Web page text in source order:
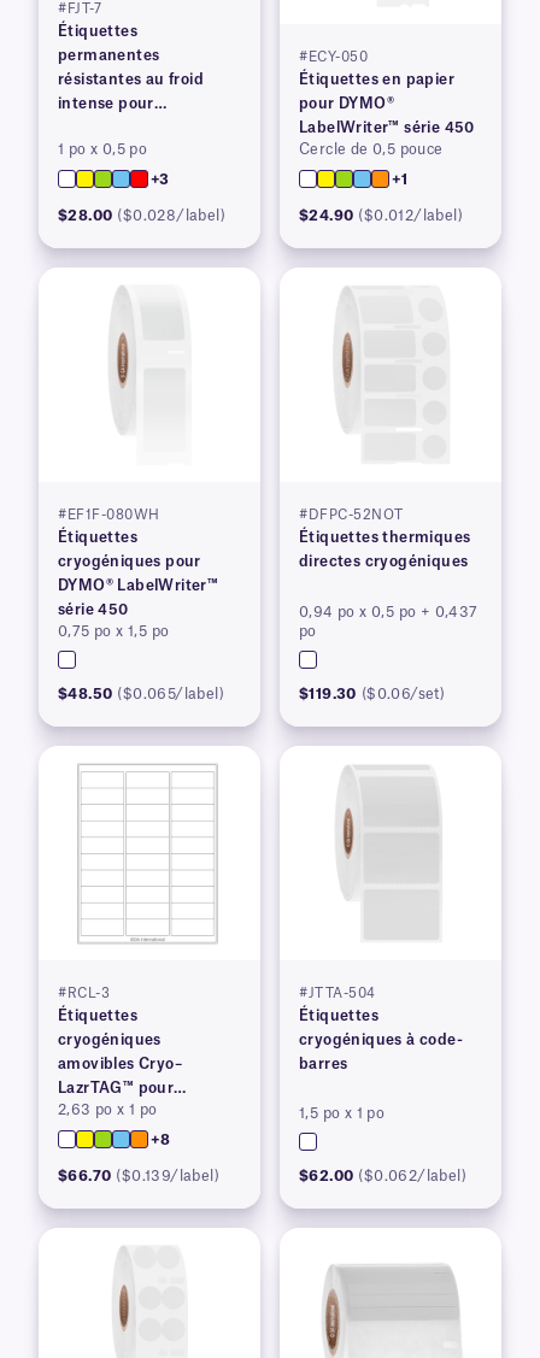
#FJT-7
Étiquettes
permanentes
résistantes au froid
intense pour
thermique
1 po x 0,5 po
+3
$28.00 ($0.028/label)
#ECY-050
Étiquettes en papier
pour DYMO®
LabelWriter™ série 450
Cercle de 0,5 pouce
+1
$24.90 ($0.012/label)
#EF1F-080WH
Étiquettes
cryogéniques pour
DYMO® LabelWriter™
série 450
0,75 po x 1,5 po
$48.50 ($0.065/label)
#DFPC-52NOT
Étiquettes thermiques
directes cryogéniques
0,94 po x 0,5 po + 0,437
po
$119.30 ($0.06/set)
#RCL-3
Étiquettes
cryogéniques
amovibles Cryo–
LazrTAG™ pour
imprimantes laser
2,63 po x 1 po
+8
$66.70 ($0.139/label)
#JTTA-504
Étiquettes
cryogéniques à code-
barres
1,5 po x 1 po
$62.00 ($0.062/label)